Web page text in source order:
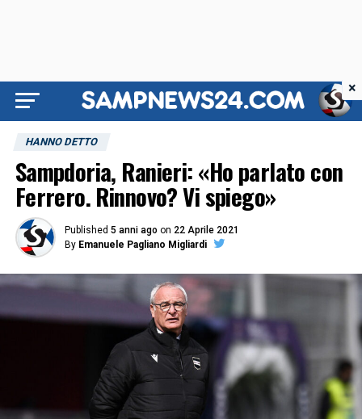
HANNO DETTO
Sampdoria, Ranieri: «Ho parlato con
Ferrero. Rinnovo? Vi spiego»
Published 5 anni ago on 22 Aprile 2021
By Emanuele Pagliano Migliardi
×